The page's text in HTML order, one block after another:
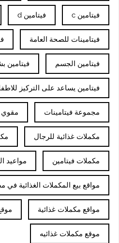
فيتامين c فيتامين d
فيتامينات للصحة العامة
فيتامين الجسم فيتامين
فيتامين يساعد على التركيز
مجموعة فيتامينات مقوي
مكملات غذائية للرجال
مكملات فيتامين مواعيد
مواقع بيع المكملات الغذائية في
مواقع مكملات غذائية
موقع مكملات غذائيه